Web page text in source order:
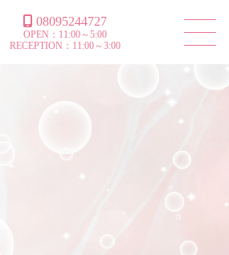
08095244727
OPEN：11:00～5:00
RECEPTION：11:00～3:00